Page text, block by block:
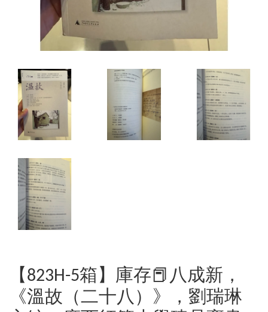
【823H-5箱】庫存📕八成新，
《溫故（二十八）》，劉瑞琳